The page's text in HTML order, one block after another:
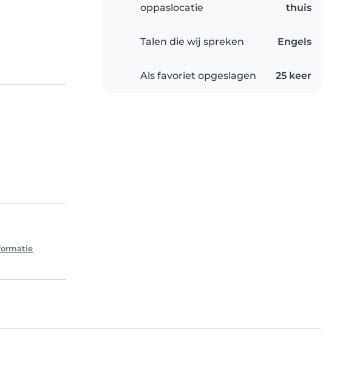
oppaslocatie
thuis
Talen die wij spreken Engels
Als favoriet opgeslagen 25 keer